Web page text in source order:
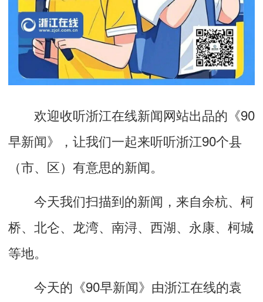
欢迎收听浙江在线新闻网站出品的《90
早新闻》，让我们一起来听听浙江90个县
（市、区）有意思的新闻。
今天我们扫描到的新闻，来自余杭、柯
桥、北仑、龙湾、南浔、西湖、永康、柯城
等地。
今天的《90早新闻》由浙江在线的袁